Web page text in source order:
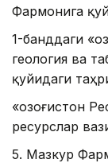
Фармонига
1-банддаги
геология ва
қуйидаги
«Қозоғистон
ресурслар
5. Мазкур